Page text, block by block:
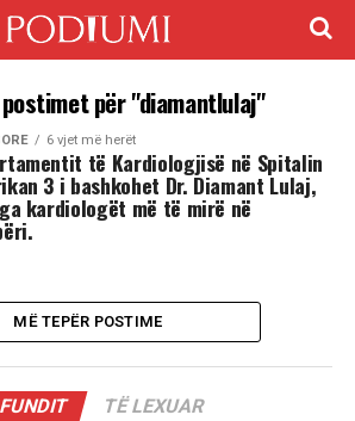
për "diamantlulaj"
6 vjet më herët
të Kardiologjisë në Spitalin
3 i bashkohet Dr. Diamant Lulaj,
kardiologët më të mirë në
MË TEPËR POSTIME
TË LEXUAR